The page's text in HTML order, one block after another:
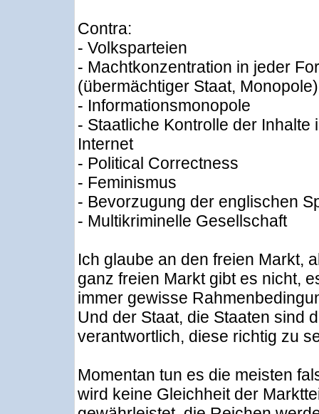
Contra:
- Volksparteien
- Machtkonzentration in jeder
(übermächtiger Staat, Monopole)
- Informationsmonopole
- Staatliche Kontrolle der Inhalte
Internet
- Political Correctness
- Feminismus
- Bevorzugung der englischen
- Multikriminelle Gesellschaft
Ich glaube an den freien Markt,
ganz freien Markt gibt es nicht,
immer gewisse
Und der Staat, die Staaten sind
verantwortlich, diese richtig zu
Momentan tun es die meisten
wird keine Gleichheit der